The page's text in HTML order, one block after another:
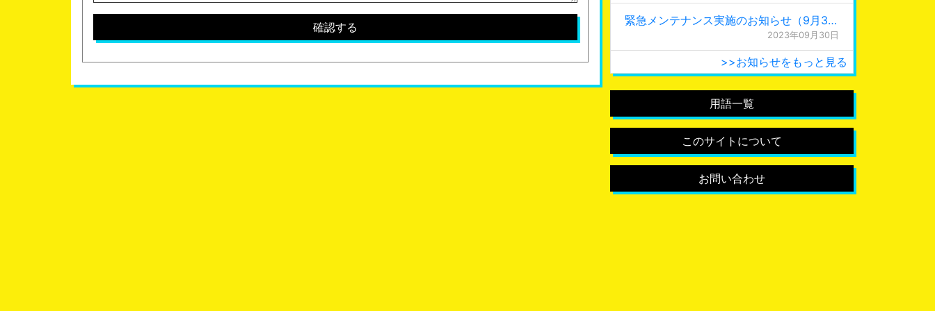
緊急メンテナンス実施のお知らせ（9月30日 0:15更新）
2023年09月30日
>>お知らせをもっと見る
用語一覧
このサイトについて
お問い合わせ